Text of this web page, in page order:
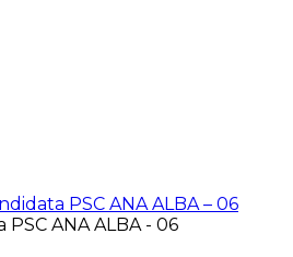
PSC ANA ALBA – 06
ANA ALBA - 06